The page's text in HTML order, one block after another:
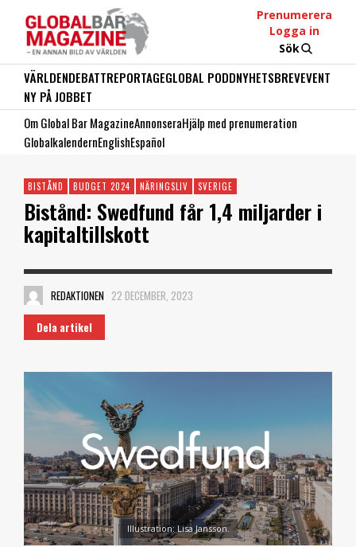
Prenumerera
Logga in
Sök
VÄRLDENDEBATTREPORTAGEGLOBAL PODDNYHETSBREVEVENT
NY PÅ JOBBET
Om Global Bar MagazineAnnonseraHjälp med prenumeration
GlobalkalendernEnglishEspañol
BISTÅND BUDGET 2024 NÄRINGSLIV SVERIGE
Bistånd: Swedfund får 1,4 miljarder i
kapitaltillskott
REDAKTIONEN 22 DECEMBER, 2023
Dela artikel
Illustration: Lisa Jansson.